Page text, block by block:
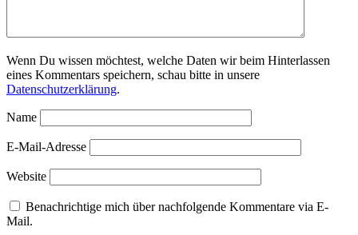
Wenn Du wissen möchtest, welche Daten wir beim Hinterlassen
eines Kommentars speichern, schau bitte in unsere
Datenschutzerklärung.
Name
E-Mail-Adresse
Website
Benachrichtige mich über nachfolgende Kommentare via E-
Mail.